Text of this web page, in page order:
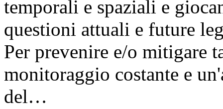
temporali e spaziali e
questioni attuali e future
Per prevenire e/o mitigare
monitoraggio costante e
del…